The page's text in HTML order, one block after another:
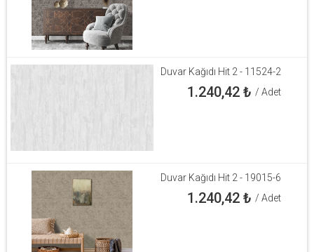
Duvar Kağıdı Hit 2 - 11524-2
1.240,42₺ / Adet
Duvar Kağıdı Hit 2 - 19015-6
1.240,42₺ / Adet